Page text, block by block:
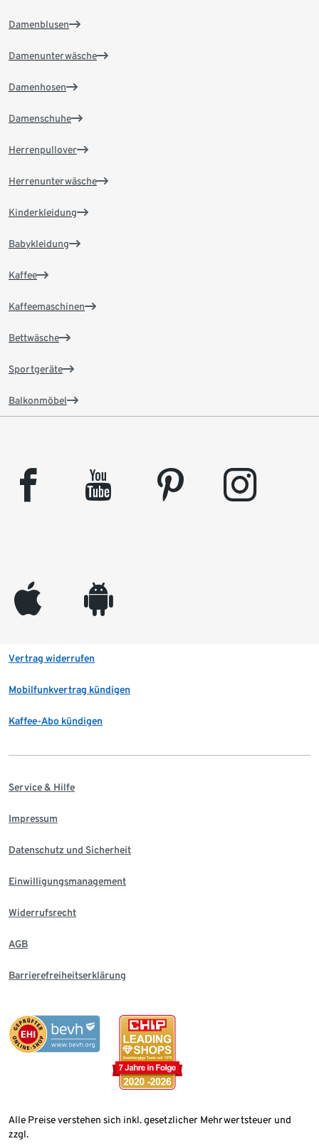
Damenblusen
Damenunterwäsche
Damenhosen
Damenschuhe
Herrenpullover
Herrenunterwäsche
Kinderkleidung
Babykleidung
Kaffee
Kaffeemaschinen
Bettwäsche
Sportgeräte
Balkonmöbel
facebook youtube pinterest instagram
appleinc android
Vertrag widerrufen
Mobilfunkvertrag kündigen
Kaffee-Abo kündigen
Service & Hilfe
Impressum
Datenschutz und Sicherheit
Einwilligungsmanagement
Widerrufsrecht
AGB
Barrierefreiheitserklärung
Alle Preise verstehen sich inkl. gesetzlicher Mehrwertsteuer und
zzgl.